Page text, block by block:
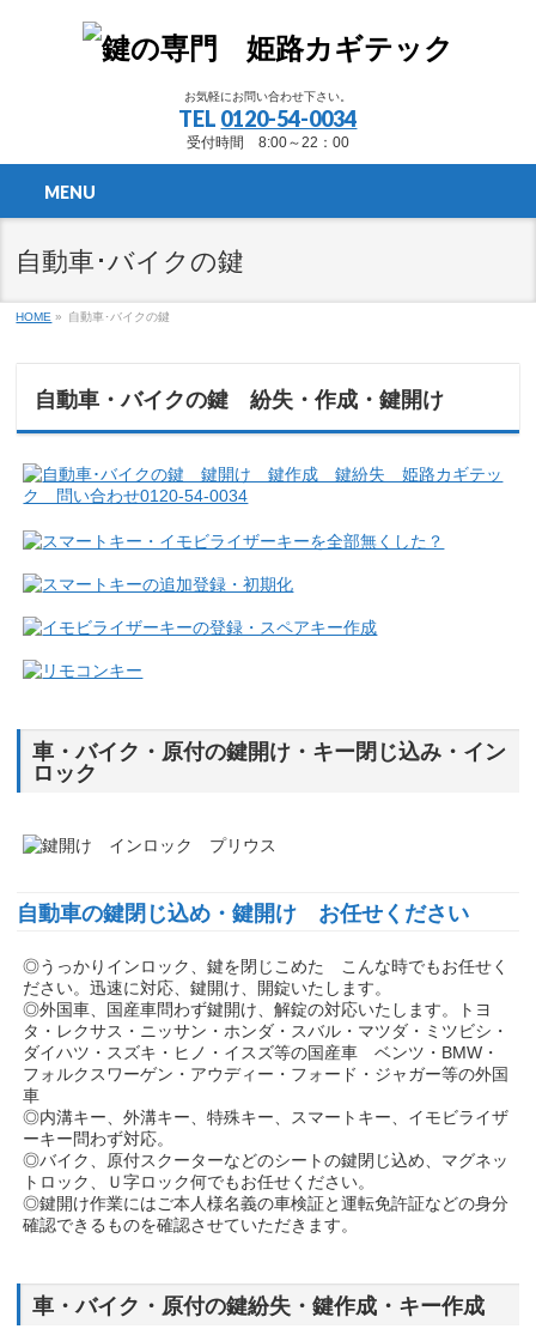
お気軽にお問い合わせ下さい。
TEL 0120-54-0034
受付時間 8:00～22：00
MENU
自動車･バイクの鍵
HOME » 自動車･バイクの鍵
自動車・バイクの鍵 紛失・作成・鍵開け
車・バイク・原付の鍵開け・キー閉じ込み・イン
ロック
自動車の鍵閉じ込め・鍵開け お任せください
◎うっかりインロック、鍵を閉じこめた こんな時でもお任せく
ださい。迅速に対応、鍵開け、開錠いたします。
◎外国車、国産車問わず鍵開け、解錠の対応いたします。トヨ
タ・レクサス・ニッサン・ホンダ・スバル・マツダ・ミツビシ・
ダイハツ・スズキ・ヒノ・イスズ等の国産車 ベンツ・BMW・
フォルクスワーゲン・アウディー・フォード・ジャガー等の外国
車
◎内溝キー、外溝キー、特殊キー、スマートキー、イモビライザ
ーキー問わず対応。
◎バイク、原付スクーターなどのシートの鍵閉じ込め、マグネッ
トロック、Ｕ字ロック何でもお任せください。
◎鍵開け作業にはご本人様名義の車検証と運転免許証などの身分
確認できるものを確認させていただきます。
車・バイク・原付の鍵紛失・鍵作成・キー作成